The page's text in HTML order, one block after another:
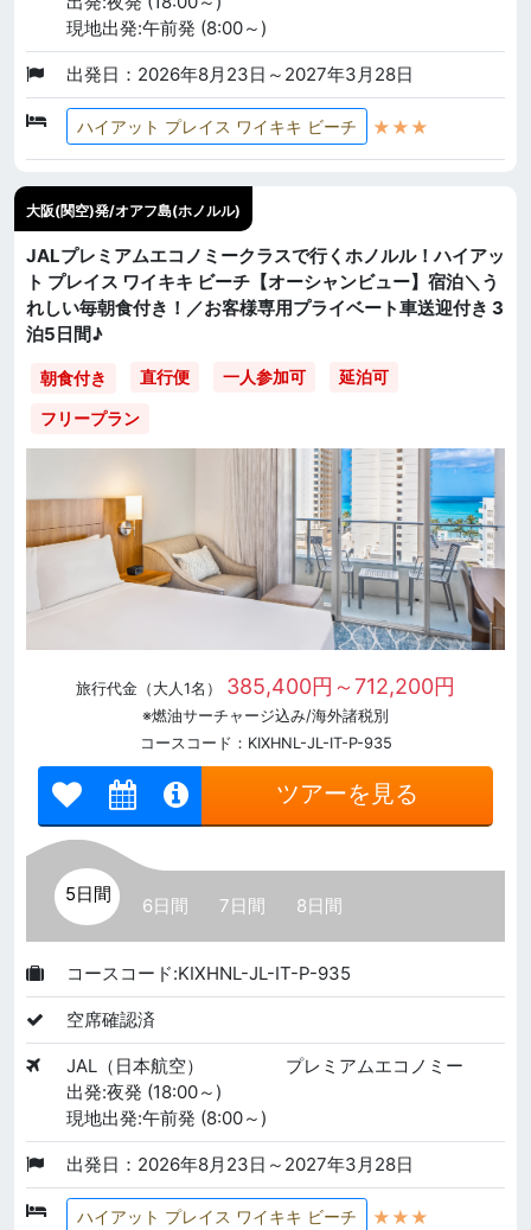
現地出発:午前発 (8:00～)
出発日：2026年8月23日～2027年3月28日
ハイアット プレイス ワイキキ ビーチ ★★★
大阪(関空)発/オアフ島(ホノルル)
JALプレミアムエコノミークラスで行くホノルル！ハイアッ
ト プレイス ワイキキ ビーチ【オーシャンビュー】宿泊＼う
れしい毎朝食付き！／お客様専用プライベート車送迎付き 3
泊5日間♪
朝食付き 直行便 一人参加可 延泊可
フリープラン
旅行代金（大人1名） 385,400円～712,200円
※燃油サーチャージ込み/海外諸税別
コースコード：KIXHNL-JL-IT-P-935
ツアーを見る
5日間
6日間 7日間 8日間
コースコード:KIXHNL-JL-IT-P-935
空席確認済
JAL（日本航空）
プレミアムエコノミー
出発:夜発 (18:00～)
現地出発:午前発 (8:00～)
出発日：2026年8月23日～2027年3月28日
ハイアット プレイス ワイキキ ビーチ ★★★